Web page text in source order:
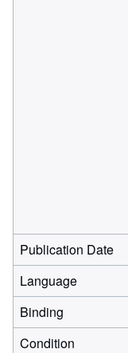
Publication Date
Language
Binding
Condition